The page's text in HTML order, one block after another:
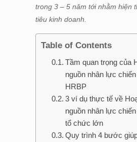
trong 3 – 5 năm tới nhằm hiện
tiêu kinh doanh.
Table of Contents
Tầm quan trọng của
nguồn nhân lực
HRBP
3 ví dụ thực tế về
nguồn nhân lực
tổ chức lớn
Quy trình 4 bước